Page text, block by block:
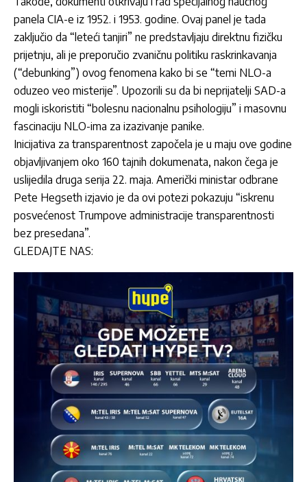
panela CIA-e iz 1952. i 1953. godine. Ovaj panel je tada
zaključio da “leteći tanjiri” ne predstavljaju direktnu fizičku
prijetnju, ali je preporučio zvaničnu politiku raskrinkavanja
(“debunking”) ovog fenomena kako bi se “temi NLO-a
oduzeo veo misterije”. Upozorili su da bi neprijatelji SAD-a
mogli iskoristiti “bolesnu nacionalnu psihologiju” i masovnu
fascinaciju NLO-ima za izazivanje panike.
Inicijativa za transparentnost započela je u maju ove godine
objavljivanjem oko 160 tajnih dokumenata, nakon čega je
uslijedila druga serija 22. maja. Američki ministar odbrane
Pete Hegseth izjavio je da ovi potezi pokazuju “iskrenu
posvećenost Trumpove administracije transparentnosti
bez presedana”.
GLEDAJTE NAS: